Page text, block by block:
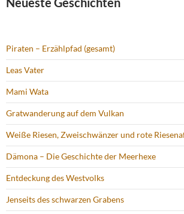
Piraten – Erzählpfad (gesamt)
Leas Vater
Mami Wata
Gratwanderung auf dem Vulkan
Weiße Riesen, Zweischwänzer und rote
Dämona – Die Geschichte der Meerhexe
Entdeckung des Westvolks
Jenseits des schwarzen Grabens